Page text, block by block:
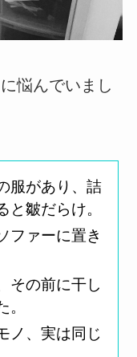
悩んでいまし
服があり、詰
と皺だらけ。
ファーに置き
その前に干し
ノ、実は同じ